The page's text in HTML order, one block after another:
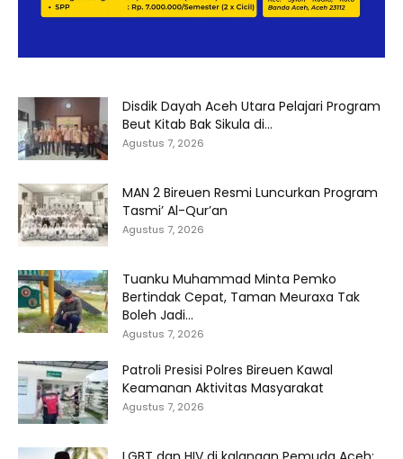
Disdik Dayah Aceh Utara Pelajari Program
Beut Kitab Bak Sikula di...
Agustus 7, 2026
MAN 2 Bireuen Resmi Luncurkan Program
Tasmi’ Al-Qur’an
Agustus 7, 2026
Tuanku Muhammad Minta Pemko
Bertindak Cepat, Taman Meuraxa Tak
Boleh Jadi...
Agustus 7, 2026
Patroli Presisi Polres Bireuen Kawal
Keamanan Aktivitas Masyarakat
Agustus 7, 2026